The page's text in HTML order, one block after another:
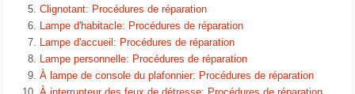
Clignotant: Procédures de réparation
Lampe d'habitacle: Procédures de réparation
Lampe d'accueil: Procédures de réparation
Lampe personnelle: Procédures de réparation
À lampe de console du plafonnier: Procédures de réparation